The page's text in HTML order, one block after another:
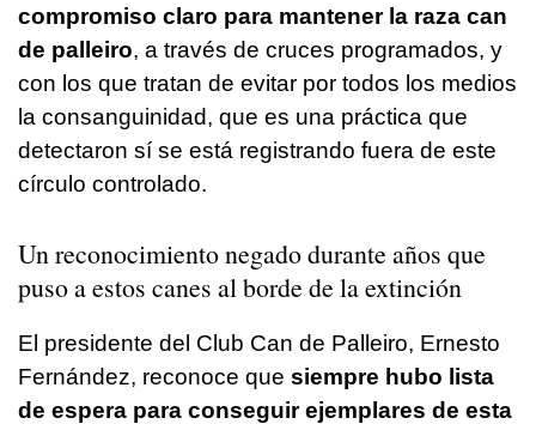
compromiso claro para mantener la raza can
de palleiro, a través de cruces programados, y
con los que tratan de evitar por todos los medios
la consanguinidad, que es una práctica que
detectaron sí se está registrando fuera de este
círculo controlado.
Un reconocimiento negado durante años que
puso a estos canes al borde de la extinción
El presidente del Club Can de Palleiro, Ernesto
Fernández, reconoce que siempre hubo lista
de espera para conseguir ejemplares de esta